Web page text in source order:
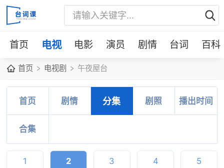
首页 电视 电影 演员 剧情 台词 百科
首页 电视剧 午夜屋台
首页 剧情 分集 剧照 播出时间
合集
1 2 3 4 5